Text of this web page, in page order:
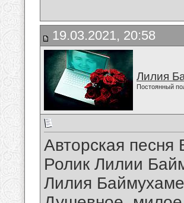
19.03.2021, 20:58
Лилия
Постоянный
Авторская
Ролик Лилии
Лилия